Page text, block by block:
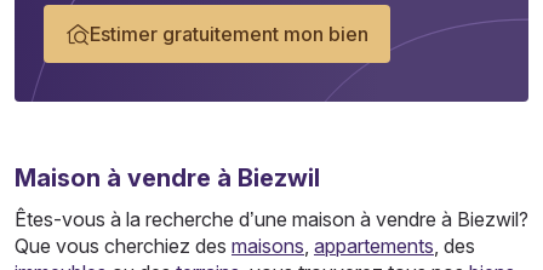
Estimer gratuitement mon bien
Maison à vendre à Biezwil
Êtes-vous à la recherche d’une maison à vendre à Biezwil?
Que vous cherchiez des maisons, appartements, des